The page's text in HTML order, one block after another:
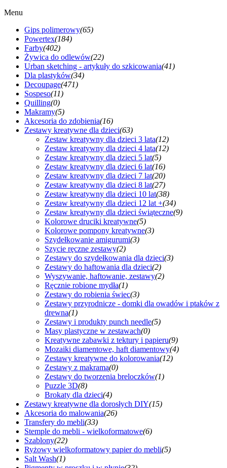
Menu
Gips polimerowy(65)
Powertex(184)
Farby(402)
Żywica do odlewów(22)
Urban sketching - artykuły do szkicowania(41)
Dla plastyków(34)
Decoupage(471)
Sospeso(11)
Quilling(0)
Makramy(5)
Akcesoria do zdobienia(16)
Zestawy kreatywne dla dzieci(63)
Zestaw kreatywny dla dzieci 3 lata(12)
Zestaw kreatywny dla dzieci 4 lata(12)
Zestaw kreatywny dla dzieci 5 lat(5)
Zestaw kreatywny dla dzieci 6 lat(16)
Zestaw kreatywny dla dzieci 7 lat(20)
Zestaw kreatywny dla dzieci 8 lat(27)
Zestaw kreatywny dla dzieci 10 lat(38)
Zestaw kreatywny dla dzieci 12 lat +(34)
Zestaw kreatywny dla dzieci świąteczne(9)
Kolorowe druciki kreatywne(5)
Kolorowe pompony kreatywne(3)
Szydełkowanie amigurumi(3)
Szycie ręczne zestawy(2)
Zestawy do szydełkowania dla dzieci(3)
Zestawy do haftowania dla dzieci(2)
Wyszywanie, haftowanie, zestawy(2)
Ręcznie robione mydła(1)
Zestawy do robienia świec(3)
Zestawy przyrodnicze - domki dla owadów i ptaków z
drewna(1)
Zestawy i produkty punch needle(5)
Masy plastyczne w zestawach(0)
Kreatywne zabawki z tektury i papieru(9)
Mozaiki diamentowe, haft diamentowy(4)
Zestawy kreatywne do kolorowania(12)
Zestawy z makramą(0)
Zestawy do tworzenia breloczków(1)
Puzzle 3D(8)
Brokaty dla dzieci(4)
Zestawy kreatywne dla dorosłych DIY(15)
Akcesoria do malowania(26)
Transfery do mebli(33)
Stemple do mebli - wielkoformatowe(6)
Szablony(22)
Ryżowy wielkoformatowy papier do mebli(5)
Salt Wash(1)